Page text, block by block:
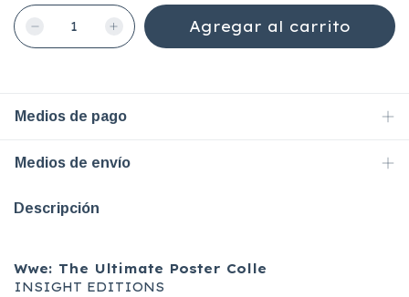
Medios de pago
Medios de envío
Descripción
Wwe: The Ultimate Poster Colle
INSIGHT EDITIONS